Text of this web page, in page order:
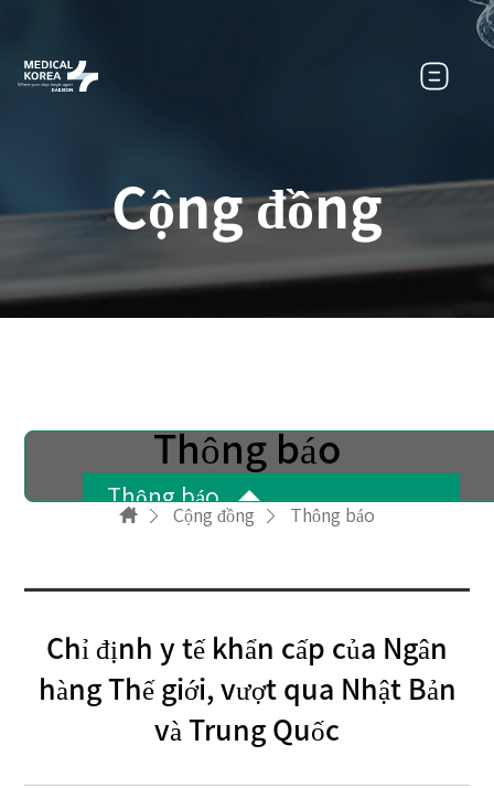
Cộng đồng
Thông báo
Phòng tham khảo
Bản tin
Thông báo
Cộng đồng Thông báo
Chỉ định y tế khẩn cấp của Ngân
hàng Thế giới, vượt qua Nhật Bản
và Trung Quốc